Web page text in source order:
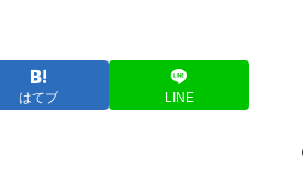
はてブ LINE